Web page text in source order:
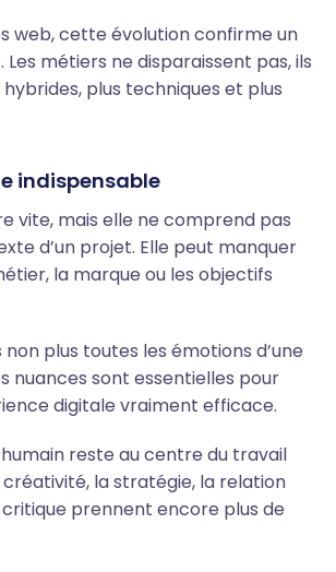
web, cette évolution confirme un
métiers ne disparaissent pas, ils
plus techniques et plus
indispensable
vite, mais elle ne comprend pas
d’un projet. Elle peut manquer
la marque ou les objectifs
non plus toutes les émotions d’une
nuances sont essentielles pour
digitale vraiment efficace.
reste au centre du travail
créativité, la stratégie, la relation
prennent encore plus de